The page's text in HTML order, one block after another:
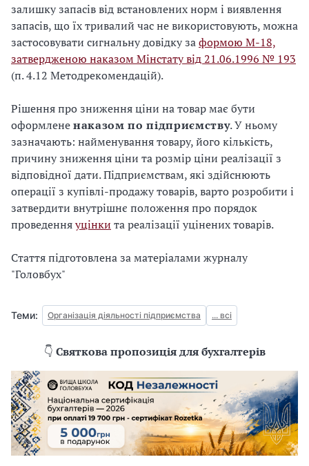
залишку запасів від встановлених норм і виявлення
запасів, що їх тривалий час не використовують, можна
застосовувати сигнальну довідку заформою М-18,
затвердженою наказом Мінстату від 21.06.1996 № 193
(п. 4.12 Методрекомендацій).
Рішення про зниження ціни на товар має бути
оформлененаказом по підприємству. У ньому
зазначають: найменування товару, його кількість,
причину зниження ціни та розмір ціни реалізації з
відповідної дати. Підприємствам, які здійснюють
операції з купівлі-продажу товарів, варто розробити і
затвердити внутрішнє положення про порядок
проведенняуцінки та реалізації уцінених товарів.
Стаття підготовлена за матеріалами журналу
"Головбух"
Теми: Організація діяльності підприємства ... всі
👇 Святкова пропозиція для бухгалтерів